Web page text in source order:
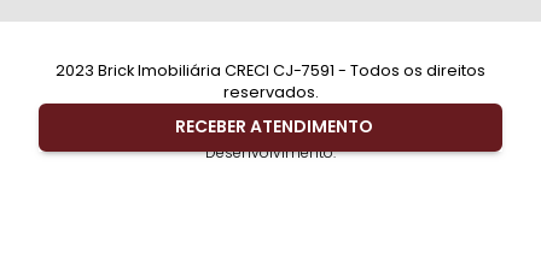
RECEBER ATENDIMENTO
2023 Brick Imobiliária CRECI CJ-7591 - Todos os direitos
reservados.
Desenvolvimento: